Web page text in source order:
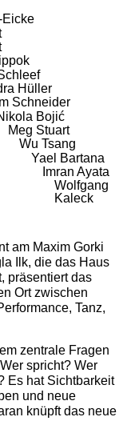
Hüller
Schneider
Bojić
Meg Stuart
Wu Tsang
Yael Bartana
Imran Ayata
Wolfgang
Kaleck
am Maxim Gorki
Ilk, die das Haus
präsentiert das
Ort zwischen
Tanz,
zentrale Fragen
spricht? Wer
Es hat Sichtbarkeit
und neue
knüpft das neue